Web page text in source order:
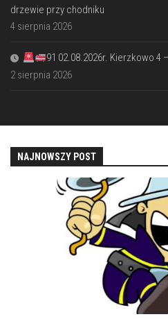
drzewie przy chodniku
4 sierpnia 2026
91 02.08.2026r. Kierzkowo 4
2 sierpnia 2026
NAJNOWSZY POST